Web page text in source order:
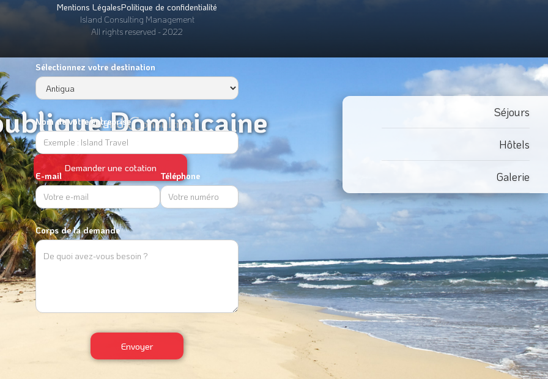
Sélectionnez votre destination
Nom de votre entreprise
E-mail Téléphone
Corps de la demande
Dominicaine
Demander une cotation
Séjours
Hôtels
Galerie
Mentions LégalesPolitique de confidentialité
Island Consulting Management
All rights reserved - 2022